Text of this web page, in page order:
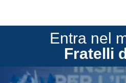
Entra nel
Fratelli